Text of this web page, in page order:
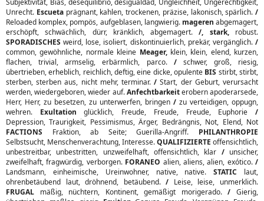
Subjektivität, Bias, desequilibrio, desigualdad, Ungleichheit, Ungerechtigkeit,
Unrecht. Escuetaprägnant, kahlen, trockenen, präzise, lakonisch, spärlich. /
Reloaded komplex, pompös, aufgeblasen, langwierig. mageren abgemagert,
erschöpft, schwächlich, dürr, kränklich, abgemagert./, stark,robust.
SPORADISCHES weird, lose, isoliert, diskontinuierlich, prekär, vergänglich. /
common, gewöhnliche, normale kleine Meager,klein, klein, elend, kurzen,
flachen, trivial, armselig, erbärmlich, parco. /schwer, groß, riesig,
übertrieben, erheblich, reichlich, deftig, eine dicke, opulente BIS stirbt, stirbt,
sterben, sterben aus, nicht mehr, terminar./ Start, der Geburt, verursacht
werden, wiedergeboren, wieder auf.Anfechtbarkeiterobern apoderarsede,
Herr, Herr, zu besetzen, zu unterwerfen, bringen / zu verteidigen, oppugn,
wehren. Exultation glücklich, Freude, Freude, Freude, Euphorie/
Depression, Traurigkeit, Pessimismus, Ärger, Bedrängnis, Not, Elend, Not
FACTIONS Fraktion, ab Seite; Guerilla-Angriff. PHILANTHROPIE
Selbstsucht, Menschenverachtung, Interesse.QUALIFIZIERTE offensichtlich,
unbestreitbar, unbestritten, unzweifelhaft, offensichtlich, klar /unsicher,
zweifelhaft, fragwürdig, verborgen. FORANEO alien, aliens, alien, exótico. /
Landsmann, einheimische, Ureinwohner, native, native.STATIC laut,
ohrenbetäubend laut, dröhnend, betäubend./ Leise, leise, unmerklich.
FRUGAL mäßig, nüchtern, Kontinent, gemäßigt morigerado./ Gierig,